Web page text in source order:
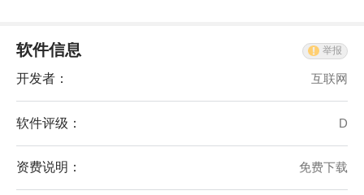
软件信息 举报
开发者： 互联网
软件评级： D
资费说明： 免费下载